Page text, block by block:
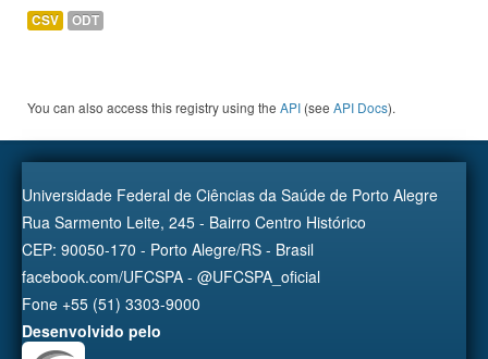
CSV ODT
You can also access this registry using the API (see API Docs).
Universidade Federal de Ciências da Saúde de Porto Alegre
Rua Sarmento Leite, 245 - Bairro Centro Histórico
CEP: 90050-170 - Porto Alegre/RS - Brasil
facebook.com/UFCSPA - @UFCSPA_oficial
Fone +55 (51) 3303-9000
Desenvolvido pelo